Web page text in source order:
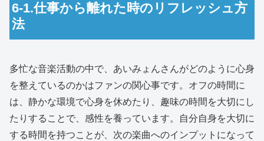
6-1.仕事から離れた時のリフレッシュ方
法
多忙な音楽活動の中で、あいみょんさんがどのように心身
を整えているのかはファンの関心事です。オフの時間に
は、静かな環境で心身を休めたり、趣味の時間を大切にし
たりすることで、感性を養っています。自分自身を大切に
する時間を持つことが、次の楽曲へのインプットになって